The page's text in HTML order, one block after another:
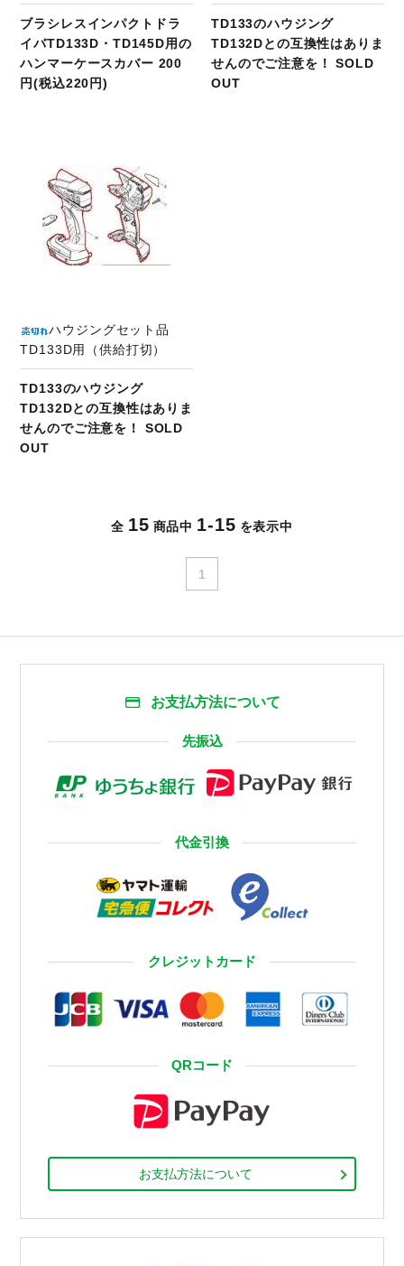
ブラシレスインパクトドラ
イバTD133D・TD145D用の
ハンマーケースカバー 200
円(税込220円)
TD133のハウジング
TD132Dとの互換性はありま
せんのでご注意を！ SOLD
OUT
ハウジングセット品
TD133D用（供給打切）
TD133のハウジング
TD132Dとの互換性はありま
せんのでご注意を！ SOLD
OUT
全 15 商品中 1-15 を表示中
1
お支払方法について
先振込
代金引換
クレジットカード
QRコード
お支払方法について